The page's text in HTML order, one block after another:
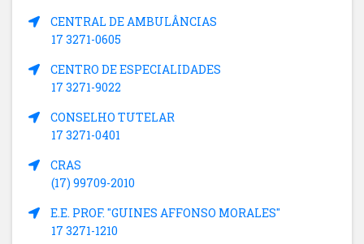
CENTRAL DE AMBULÂNCIAS
17 3271-0605
CENTRO DE ESPECIALIDADES
17 3271-9022
CONSELHO TUTELAR
17 3271-0401
CRAS
(17) 99709-2010
E.E. PROF. "GUINES AFFONSO MORALES"
17 3271-1210